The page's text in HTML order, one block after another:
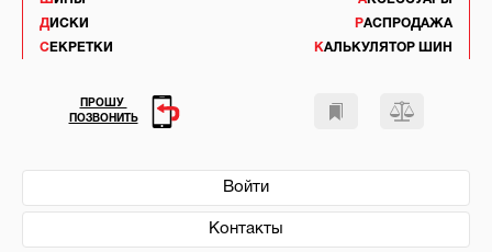
ДИСКИ
СЕКРЕТКИ
РАСПРОДАЖА
КАЛЬКУЛЯТОР ШИН
Войти
Контакты
ПРОШУ
ПОЗВОНИТЬ